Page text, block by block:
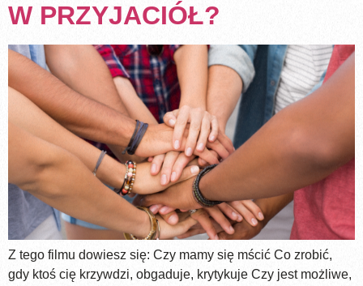
W PRZYJACIÓŁ?
Z tego filmu dowiesz się: Czy mamy się mścić Co zrobić,
gdy ktoś cię krzywdzi, obgaduje, krytykuje Czy jest możliwe,